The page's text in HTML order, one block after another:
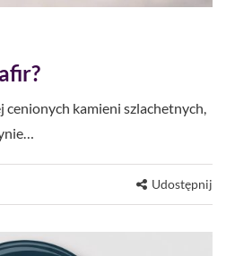
cenionych kamieni szlachetnych,
Udostępnij